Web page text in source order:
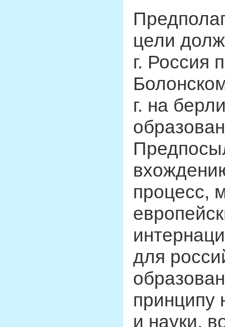
цели
г. Россия
г. на
процесс,
для
принципу
и науки,